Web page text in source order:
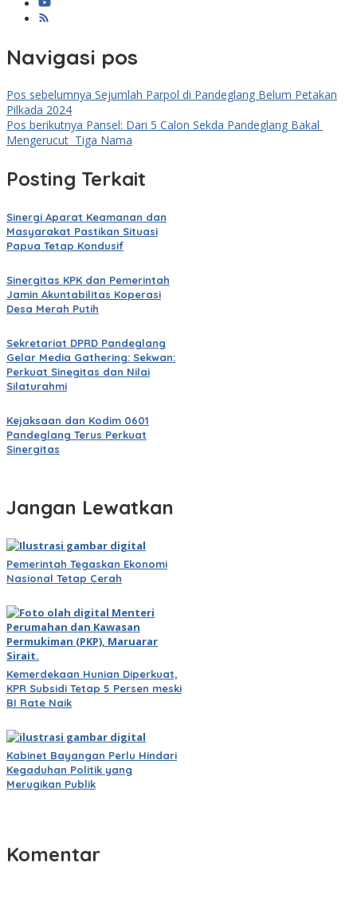
Navigasi pos
Pos sebelumnya Sejumlah Parpol di Pandeglang Belum Petakan
Pilkada 2024
Pos berikutnya Pansel: Dari 5 Calon Sekda Pandeglang Bakal
Mengerucut Tiga Nama
Posting Terkait
Sinergi Aparat Keamanan dan
Masyarakat Pastikan Situasi
Papua Tetap Kondusif
Sinergitas KPK dan Pemerintah
Jamin Akuntabilitas Koperasi
Desa Merah Putih
Sekretariat DPRD Pandeglang
Gelar Media Gathering: Sekwan:
Perkuat Sinegitas dan Nilai
Silaturahmi
Kejaksaan dan Kodim 0601
Pandeglang Terus Perkuat
Sinergitas
Jangan Lewatkan
Pemerintah Tegaskan Ekonomi
Nasional Tetap Cerah
Kemerdekaan Hunian Diperkuat,
KPR Subsidi Tetap 5 Persen meski
BI Rate Naik
Kabinet Bayangan Perlu Hindari
Kegaduhan Politik yang
Merugikan Publik
Komentar